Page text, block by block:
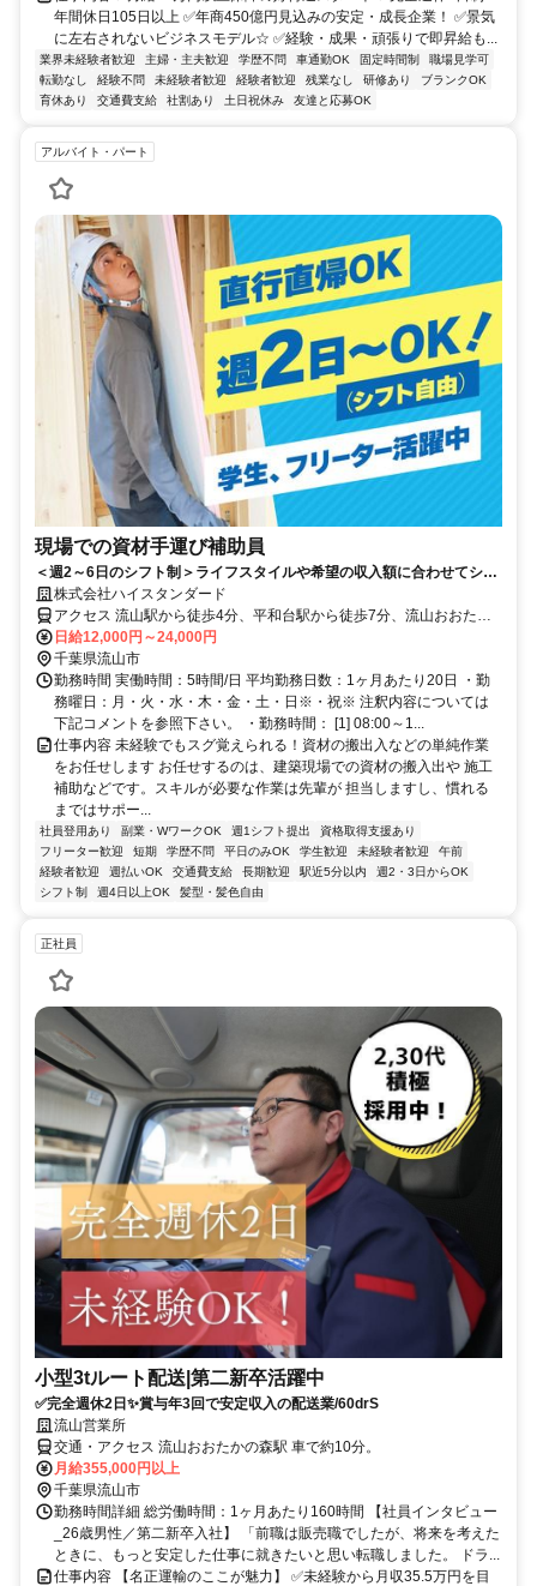
年間休日105日以上 ✅年商450億円見込みの安定・成長企業！ ✅景気
に左右されないビジネスモデル☆ ✅経験・成果・頑張りで即昇給も...
業界未経験者歓迎 主婦・主夫歓迎 学歴不問 車通勤OK 固定時間制
職場見学可
転勤なし
経験不問 未経験者歓迎 経験者歓迎 残業なし 研修あり
ブランクOK
育休あり
交通費支給 社割あり 土日祝休み 友達と応募OK
アルバイト・パート
現場での資材手運び補助員
＜週2～6日のシフト制＞ライフスタイルや希望の収入額に合わせてシフ
ト考慮♪未経験OK！
株式会社ハイスタンダード
アクセス 流山駅から徒歩4分、平和台駅から徒歩7分、流山おおたか
の森駅から車7分
日給12,000円～24,000円
千葉県流山市
勤務時間 実働時間：5時間/日 平均勤務日数：1ヶ月あたり20日 ・勤
務曜日：月・火・水・木・金・土・日※・祝※ 注釈内容については
下記コメントを参照下さい。 ・勤務時間： [1] 08:00～1...
仕事内容 未経験でもスグ覚えられる！資材の搬出入などの単純作業
をお任せします お任せするのは、建築現場での資材の搬入出や 施工
補助などです。スキルが必要な作業は先輩が 担当しますし、慣れる
まではサポー...
社員登用あり 副業・WワークOK 週1シフト提出
資格取得支援あり
フリーター歓迎
短期 学歴不問 平日のみOK 学生歓迎 未経験者歓迎
午前
経験者歓迎
週払いOK 交通費支給 長期歓迎 駅近5分以内
週2・3日からOK
シフト制
週4日以上OK 髪型・髪色自由
正社員
小型3tルート配送|第二新卒活躍中
✅完全週休2日✨賞与年3回で安定収入の配送業/60drS
流山営業所
交通・アクセス 流山おおたかの森駅 車で約10分。
月給355,000円以上
千葉県流山市
勤務時間詳細 総労働時間：1ヶ月あたり160時間 【社員インタビュー
_26歳男性／第二新卒入社】 「前職は販売職でしたが、将来を考えた
ときに、もっと安定した仕事に就きたいと思い転職しました。 ドラ...
仕事内容 【名正運輸のここが魅力】 ✅未経験から月収35.5万円を目